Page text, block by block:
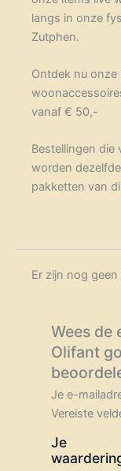
langs in onze
Zutphen.
Ontdek nu onze
vanaf € 50,-
Bestellingen die
worden
pakketten van
Er zijn nog
Wees de
Olifant
Je e-
Vereiste
Je